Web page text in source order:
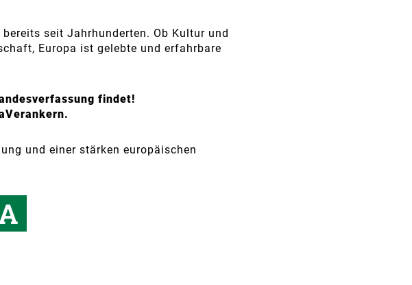
seit Jahrhunderten. Ob Kultur und
Europa ist gelebte und erfahrbare
findet!
und einer stärken europäischen